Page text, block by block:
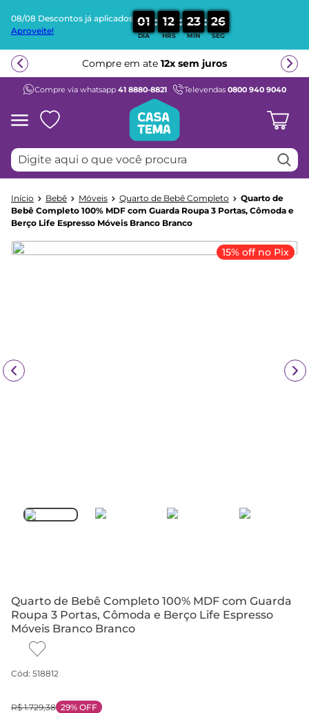
08/08 Descontos já aplicados
Aproveite!
01
DIA
: 12
HRS
: 23
MIN
: 26
SEG
Compre em ate 12x sem juros
Compre via whatsapp 41 8880-8821 Televendas 0800 940 9040
Digite aqui o que você procura
Bebê Móveis Quarto de Bebê Completo
Quarto de
Bebê Completo 100% MDF com Guarda Roupa 3 Portas, Cômoda e
Berço Life Espresso Móveis Branco Branco
15% off no Pix
Quarto de Bebê Completo 100% MDF com Guarda
Roupa 3 Portas, Cômoda e Berço Life Espresso
Móveis Branco Branco
Cód: 518812
R$ 1.729,38 29% OFF
1º
guarda roupa
3º
bicama
º
escrivaninha
6º
petit
7º
cama infantil
8º
treliche
9º
berço